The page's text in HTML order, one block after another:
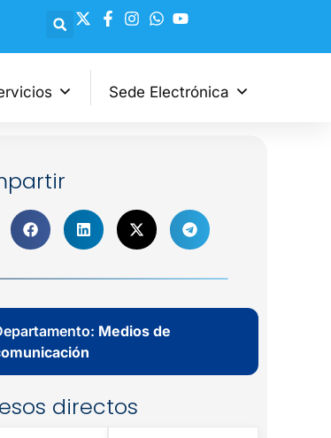
Sede Electrónica
Medios de
directos